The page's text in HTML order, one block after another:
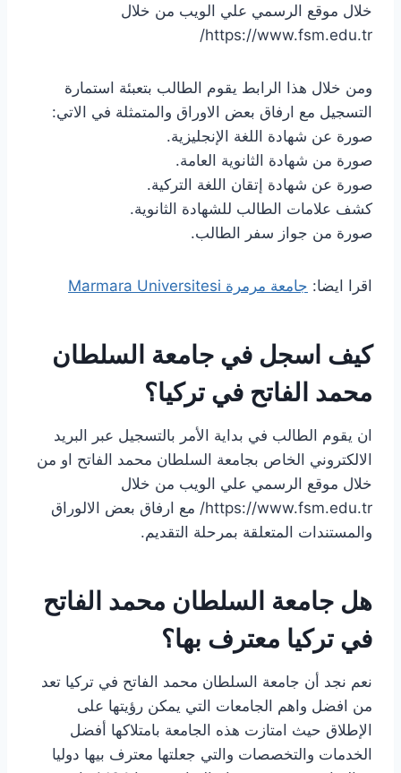
خلال موقع الرسمي علي الويب من خلال
https://www.fsm.edu.tr/
ومن خلال هذا الرابط يقوم الطالب بتعبئة استمارة
التسجيل مع ارفاق بعض الاوراق والمتمثلة في الاتي:
صورة عن شهادة اللغة الإنجليزية.
صورة من شهادة الثانوية العامة.
صورة عن شهادة إتقان اللغة التركية.
كشف علامات الطالب للشهادة الثانوية.
صورة من جواز سفر الطالب.
اقرا ايضا: جامعة مرمرة Marmara Universitesi
كيف اسجل في جامعة السلطان
محمد الفاتح في تركيا؟
ان يقوم الطالب في بداية الأمر بالتسجيل عبر البريد
الالكتروني الخاص بجامعة السلطان محمد الفاتح او من
خلال موقع الرسمي علي الويب من خلال
https://www.fsm.edu.tr/ مع ارفاق بعض الالوراق
والمستندات المتعلقة بمرحلة التقديم.
هل جامعة السلطان محمد الفاتح
في تركيا معترف بها؟
نعم نجد أن جامعة السلطان محمد الفاتح في تركيا تعد
من افضل واهم الجامعات التي يمكن رؤيتها على
الإطلاق حيث امتازت هذه الجامعة بامتلاكها أفضل
الخدمات والتخصصات والتي جعلتها معترف بيها دوليا